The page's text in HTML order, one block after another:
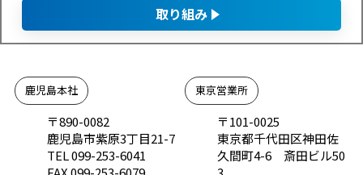
取り組み
鹿児島本社
〒890-0082
鹿児島市紫原3丁目21-7
TEL 099-253-6041
東京営業所
〒101-0025
東京都千代田区神田佐
久間町4-6 斎田ビル50